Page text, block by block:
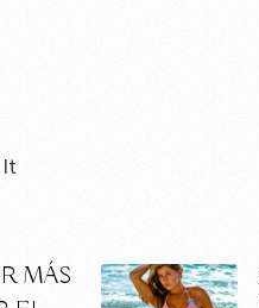
It
MÁS